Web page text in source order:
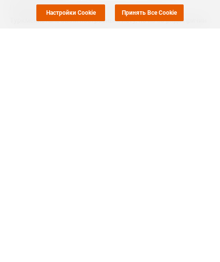
Производственные мощности нового комплекса в
Туркменистане были построены к лету, но из-за ряда причин
Настройки Cookie Принять Все Cookie